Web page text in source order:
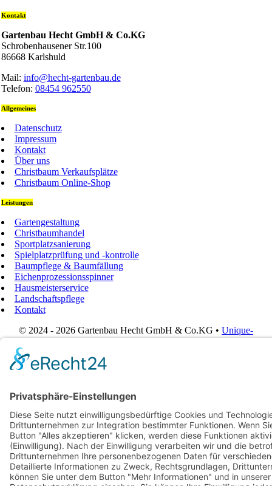
Kontakt
Gartenbau Hecht GmbH & Co.KG
Schrobenhausener Str.100
86668 Karlshuld
Mail: info@hecht-gartenbau.de
Telefon: 08454 962550
Allgemeines
Datenschutz
Impressum
Kontakt
Über uns
Christbaum Verkaufsplätze
Christbaum Online-Shop
Leistungen
Gartengestaltung
Christbaumhandel
Sportplatzsanierung
Spielplatzprüfung und -kontrolle
Baumpflege & Baumfällung
Eichenprozessionsspinner
Hausmeisterservice
Landschaftspflege
Kontakt
© 2024 - 2026 Gartenbau Hecht GmbH & Co.KG • Unique-
Webdesign• All Rights Reserved • Einige auf dieser Website
verwendete Bilder wurden mit künstlicher Intelligenz erstellt.
Page load link
Go to Top